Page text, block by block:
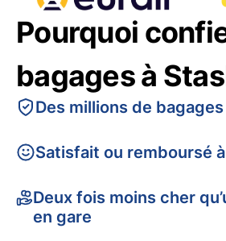
Pourquoi
bagages à
Des millions de
Satisfait ou remboursé
Deux fois moins cher
en gare